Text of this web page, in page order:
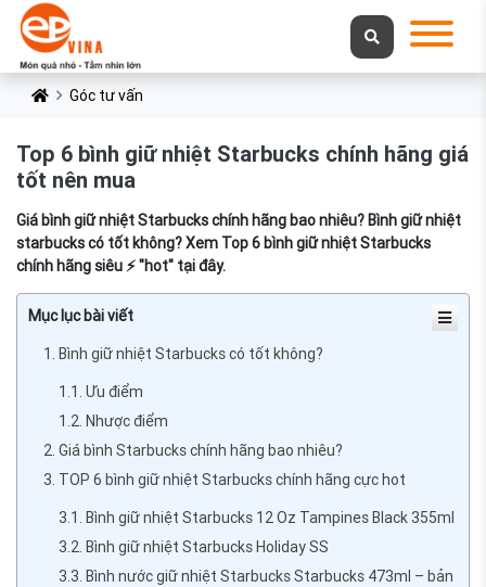
Góc tư vấn
Top 6 bình giữ nhiệt Starbucks chính hãng giá
tốt nên mua
Giá bình giữ nhiệt Starbucks chính hãng bao nhiêu? Bình giữ nhiệt
starbucks có tốt không? Xem Top 6 bình giữ nhiệt Starbucks
chính hãng siêu ⚡ "hot" tại đây.
Mục lục bài viết
1. Bình giữ nhiệt Starbucks có tốt không?
1.1. Ưu điểm
1.2. Nhược điểm
2. Giá bình Starbucks chính hãng bao nhiêu?
3. TOP 6 bình giữ nhiệt Starbucks chính hãng cực hot
3.1. Bình giữ nhiệt Starbucks 12 Oz Tampines Black 355ml
3.2. Bình giữ nhiệt Starbucks Holiday SS
3.3. Bình nước giữ nhiệt Starbucks Starbucks 473ml – bản